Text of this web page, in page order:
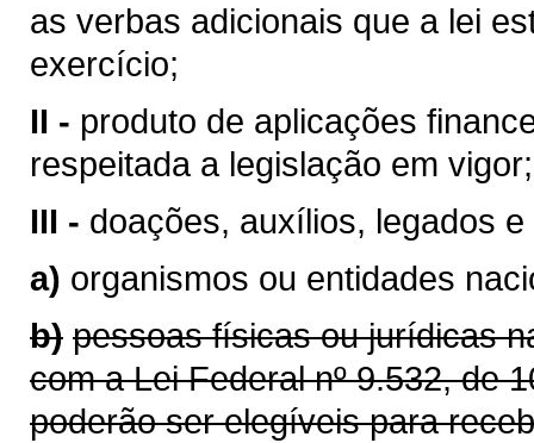
as verbas adicionais que a lei
exercício;
II - produto de aplicações
respeitada a legislação em vigor;
III - doações, auxílios, legados
a) organismos ou entidades
b) pessoas físicas ou jurídicas
com a Lei Federal nº 9.532, de
poderão ser elegíveis para